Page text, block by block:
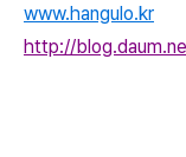
www.hangulo.kr
http://